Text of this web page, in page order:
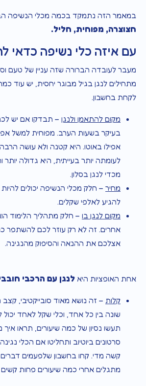
במאמר הזה נתמקד בכמה מכלי הנשיפה
חצוצרה, מפוחית, חליל.
עם איזה כלי נשיפה כדאי
מעבר לעובדה הברורה שזה עניין של טעם
מתחילים לנגן בגיל מבוגר יחסית, יש עוד
לקחת בחשבון.
מקום להתאמן ולנגן – תבדקו אם יש
בעיקר בשעות הערב. מפוחית למשל
אפילו באוטו. היא קטנה ולא עושה
לעומתה יותר בעייתית, היא גדולה יותר
מכדי לנגן בסלון.
מחיר – חלק מכלי הנשיפה יכולים להיות
להגיע לאלפי שקלים.
מקום לנגן בו – חלק מתהליך הלימוד
אחרים. זה לא רק עוזר לכם להשתפר
אצלכם את ההנאה והסיפוק מהנגינה.
אחת האופציות היא לנגן עם הרכבי
קלות – זה נושא מאוד סובייקטיבי,
שונה בין כל אחד, וכלי שקל לאחד
תעשו נסיון של כמה שיעורים, תראו
סרטונים ביוטיוב ותחליטו אם הכלי
קשה מדי. קחו בחשבון שלפעמים
מתגלים אחרי כמה שיעורים פחות